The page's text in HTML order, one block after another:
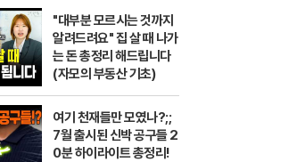
"대부분 모르시는 것까지
알려드려요" 집 살 때 나가
는 돈 총정리 해드립니다
(자모의 부동산 기초)
여기 천재들만 모였나?;;
7월 출시된 신박 공구들 2
0분 하이라이트 총정리!